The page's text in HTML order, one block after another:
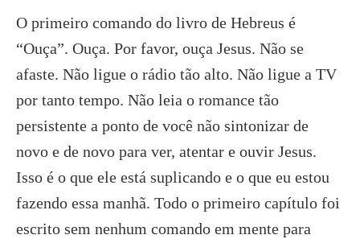
O primeiro comando do livro de Hebreus é
“Ouça”. Ouça. Por favor, ouça Jesus. Não se
afaste. Não ligue o rádio tão alto. Não ligue a TV
por tanto tempo. Não leia o romance tão
persistente a ponto de você não sintonizar de
novo e de novo para ver, atentar e ouvir Jesus.
Isso é o que ele está suplicando e o que eu estou
fazendo essa manhã. Todo o primeiro capítulo foi
escrito sem nenhum comando em mente para